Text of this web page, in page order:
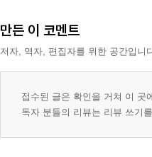
만든 이 코멘트
저자, 역자, 편집자를 위한 공간입니
접수된 글은 확인을 거쳐 이 곳
독자 분들의 리뷰는 리뷰 쓰기